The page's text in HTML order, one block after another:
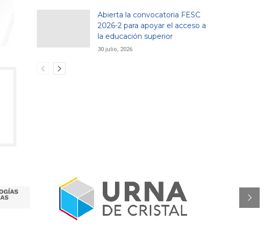
Abierta la convocatoria FESC
2026-2 para apoyar el acceso a
la educación superior
30 julio, 2026